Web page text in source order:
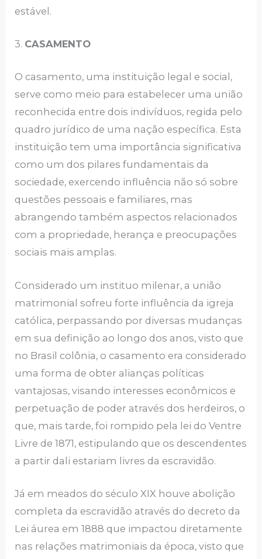
estável.
3. CASAMENTO
O casamento, uma instituição legal e social,
serve como meio para estabelecer uma união
reconhecida entre dois indivíduos, regida pelo
quadro jurídico de uma nação específica. Esta
instituição tem uma importância significativa
como um dos pilares fundamentais da
sociedade, exercendo influência não só sobre
questões pessoais e familiares, mas
abrangendo também aspectos relacionados
com a propriedade, herança e preocupações
sociais mais amplas.
Considerado um instituo milenar, a união
matrimonial sofreu forte influência da igreja
católica, perpassando por diversas mudanças
em sua definição ao longo dos anos, visto que
no Brasil colônia, o casamento era considerado
uma forma de obter alianças políticas
vantajosas, visando interesses econômicos e
perpetuação de poder através dos herdeiros, o
que, mais tarde, foi rompido pela lei do Ventre
Livre de 1871, estipulando que os descendentes
a partir dali estariam livres da escravidão.
Já em meados do século XIX houve abolição
completa da escravidão através do decreto da
Lei áurea em 1888 que impactou diretamente
nas relações matrimoniais da época, visto que